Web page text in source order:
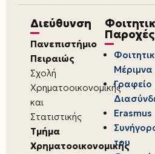
Διεύθυνση
Πανεπιστήμιο
Πειραιώς
Σχολή
Χρηματοοικονομικής
και
Στατιστικής
Τμήμα
Χρηματοοικονομικής
Παροχές
Μέριμνα
Γραφείο
Erasmus
του